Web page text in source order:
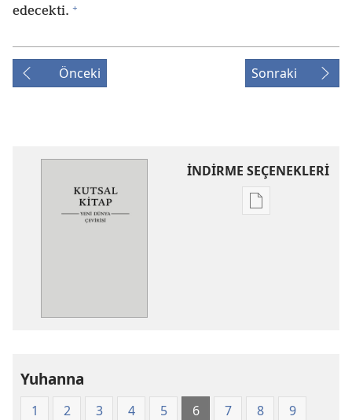
edecekti. +
Önceki Sonraki
İNDİRME SEÇENEKLERİ
Dijital
Yuhanna
1 2 3 4 5 6 7 8
9